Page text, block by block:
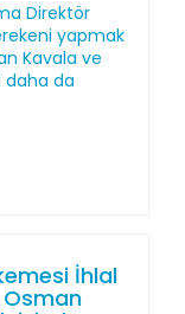
Direktör
yapmak
Kavala ve
daha da
İhlal
Osman